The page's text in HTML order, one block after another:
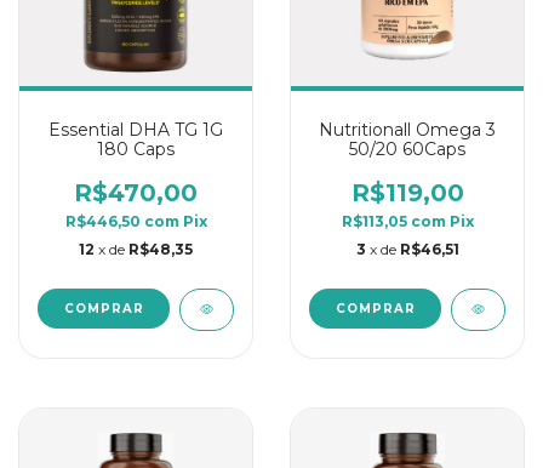
Essential DHA TG 1G
180 Caps
R$470,00
R$446,50 com Pix
12 x de R$48,35
Nutritionall Omega 3
50/20 60Caps
R$119,00
R$113,05 com Pix
3 x de R$46,51